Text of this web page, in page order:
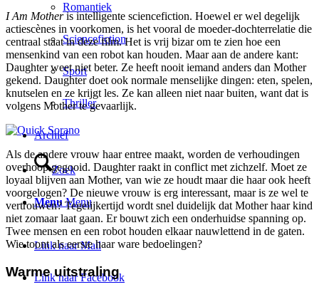
Romantiek
Sciencefiction
Sport
Thriller
Archief
Zoek
Menu Menu
Link naar Mail
Link naar Facebook
I Am Motheris intelligente sciencefiction. Hoewel er wel degelijk
actiescènes in voorkomen, is het vooral de moeder-dochterrelatie die
centraal staat in deze film. Het is vrij bizar om te zien hoe een
mensenkind van een robot kan houden. Maar aan de andere kant:
Daughter weet niet beter. Ze heeft nooit iemand anders dan Mother
gekend. Daughter doet ook normale menselijke dingen: eten, spelen,
knutselen en ze krijgt les. Ze kan alleen niet naar buiten, want dat is
volgens Mother te gevaarlijk.
Als de andere vrouw haar entree maakt, worden de verhoudingen
overhoop gegooid. Daughter raakt in conflict met zichzelf. Moet ze
loyaal blijven aan Mother, van wie ze houdt maar die haar ook heeft
voorgelogen? De nieuwe vrouw is erg interessant, maar is ze wel te
vertrouwen? Tegelijkertijd wordt snel duidelijk dat Mother haar kind
niet zomaar laat gaan. Er bouwt zich een onderhuidse spanning op.
Twee mensen en een robot houden elkaar nauwlettend in de gaten.
Wie toont als eerste haar ware bedoelingen?
Warme uitstraling